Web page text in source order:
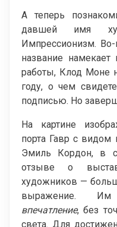
А теперь
давшей имя
Импрессионизм. Во-
название намекает
работы, Клод Моне
году, о чем
подписью. Но
На картине
порта Гавр с
Эмиль Кордон, в
отзыве о
художников —
выражение. Им
впечатление, без
света. Для